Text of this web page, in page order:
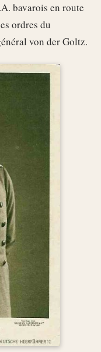
bavarois en route
ordres du
von der Goltz.